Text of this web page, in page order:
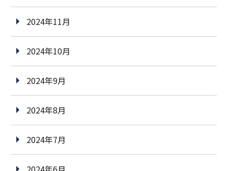
2024年11月
2024年10月
2024年9月
2024年8月
2024年7月